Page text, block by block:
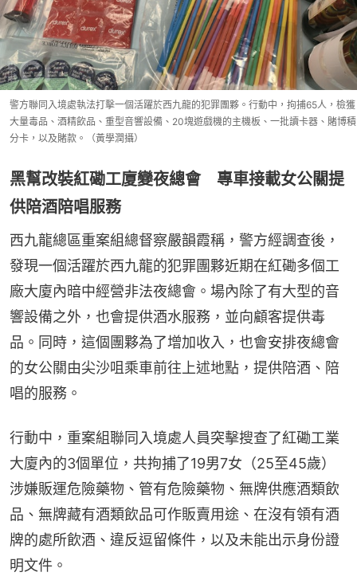
警方聯同入境處執法打擊一個活躍於西九龍的犯罪團夥。行動中，拘捕65人，檢獲
大量毒品、酒精飲品、重型音響設備、20塊遊戲機的主機板、一批讀卡器、賭博積
分卡，以及賭款。（黃學潤攝）
黑幫改裝紅磡工廈變夜總會 專車接載女公關提
供陪酒陪唱服務
西九龍總區重案組總督察嚴韻霞稱，警方經調查後，
發現一個活躍於西九龍的犯罪團夥近期在紅磡多個工
廠大廈內暗中經營非法夜總會。場內除了有大型的音
響設備之外，也會提供酒水服務，並向顧客提供毒
品。同時，這個團夥為了增加收入，也會安排夜總會
的女公關由尖沙咀乘車前往上述地點，提供陪酒、陪
唱的服務。
行動中，重案組聯同入境處人員突擊搜查了紅磡工業
大廈內的3個單位，共拘捕了19男7女（25至45歲）
涉嫌販運危險藥物、管有危險藥物、無牌供應酒類飲
品、無牌藏有酒類飲品可作販賣用途、在沒有領有酒
牌的處所飲酒、違反逗留條件，以及未能出示身份證
明文件。